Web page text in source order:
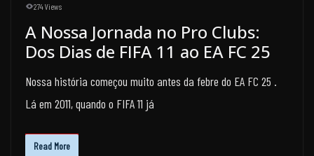
274 Views
A Nossa Jornada no Pro Clubs:
Dos Dias de FIFA 11 ao EA FC 25
Nossa história começou muito antes da febre do EA FC 25 .
Lá em 2011, quando o FIFA 11 já
Read More